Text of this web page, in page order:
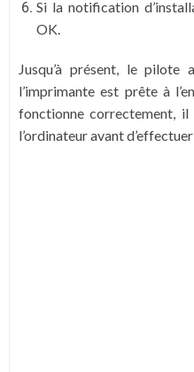
Si la notification
OK.
Jusqu’à présent, le
l’imprimante est prête à
fonctionne correctement,
l’ordinateur avant d’effectuer